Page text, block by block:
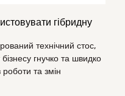
гібридну
технічний стос,
гнучко та швидко
та змін